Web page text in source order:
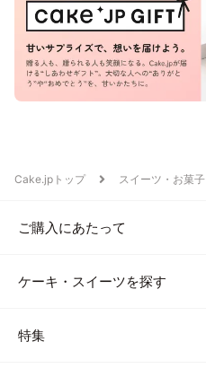
Cake.jpトップ スイーツ・お菓子
ご購入にあたって
ケーキ・スイーツを探す
特集